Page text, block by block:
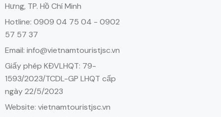
Hưng, TP. Hồ Chí Minh
Hotline: 0909 04 75 04 - 0902
57 57 37
Email: info@vietnamtouristjsc.vn
Giấy phép KĐVLHQT: 79-
1593/2023/TCDL-GP LHQT cấp
ngày 22/5/2023
Website: vietnamtouristjsc.vn